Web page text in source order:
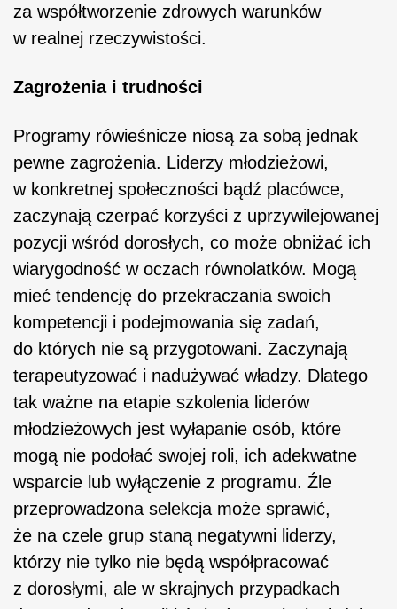
za współtworzenie zdrowych warunków
w realnej rzeczywistości.
Zagrożenia i trudności
Programy rówieśnicze niosą za sobą jednak
pewne zagrożenia. Liderzy młodzieżowi,
w konkretnej społeczności bądź placówce,
zaczynają czerpać korzyści z uprzywilejowanej
pozycji wśród dorosłych, co może obniżać ich
wiarygodność w oczach równolatków. Mogą
mieć tendencję do przekraczania swoich
kompetencji i podejmowania się zadań,
do których nie są przygotowani. Zaczynają
terapeutyzować i nadużywać władzy. Dlatego
tak ważne na etapie szkolenia liderów
młodzieżowych jest wyłapanie osób, które
mogą nie podołać swojej roli, ich adekwatne
wsparcie lub wyłączenie z programu. Źle
przeprowadzona selekcja może sprawić,
że na czele grup staną negatywni liderzy,
którzy nie tylko nie będą współpracować
z dorosłymi, ale w skrajnych przypadkach